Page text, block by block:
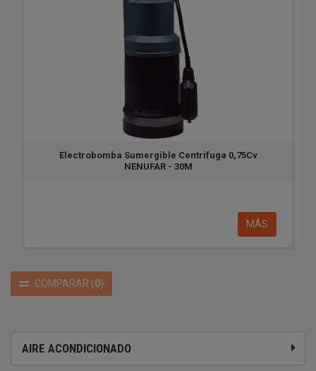
AIRE ACONDICIONADO
Electrobomba Sumergible Centrifuga 0,75Cv
NENUFAR - 30M
MÁS
COMPARAR (0)